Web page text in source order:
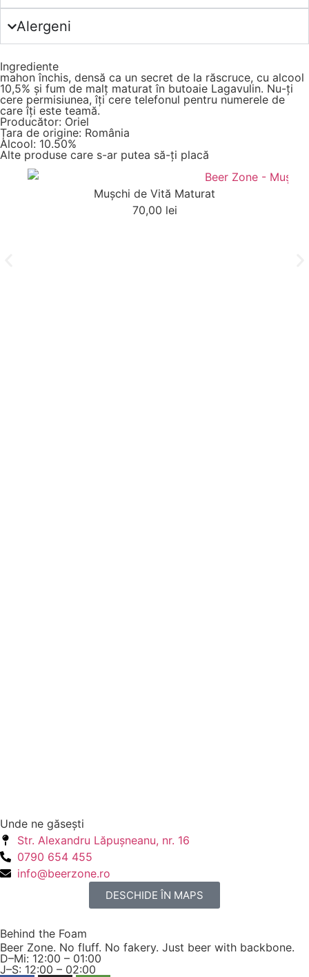
Alergeni
Ingrediente
mahon închis, densă ca un secret de la răscruce, cu alcool
10,5% și fum de malț maturat în butoaie Lagavulin. Nu-ți
cere permisiunea, îți cere telefonul pentru numerele de
care îți este teamă.
Producător: Oriel
Țara de origine: România
Alcool: 10.50%
Alte produse care s-ar putea să-ți placă
Muşchi de Vită Maturat
70,00 lei
Unde ne găseşti
Str. Alexandru Lăpuşneanu, nr. 16
0790 654 455
info@beerzone.ro
DESCHIDE ÎN MAPS
Behind the Foam
Beer Zone. No fluff. No fakery. Just beer with backbone.
D–Mi: 12:00 – 01:00
J–S: 12:00 – 02:00